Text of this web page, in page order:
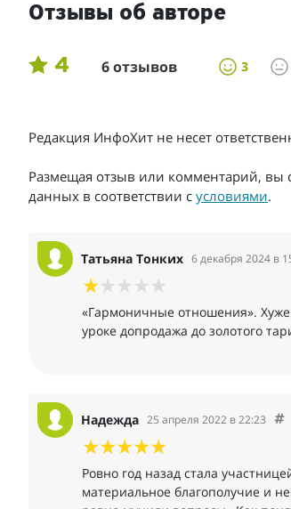
Отзывы об авторе
4 6 отзывов 3
Редакция ИнфоХит не несет
Размещая отзыв или комментарий, вы
данных в соответствии с условиями.
Татьяна Тонких 6 декабря 2024 в
«Гармоничные отношения».
уроке допродажа до золотого
Надежда 25 апреля 2022 в 22:23
Ровно год назад стала
материальное благополучие и